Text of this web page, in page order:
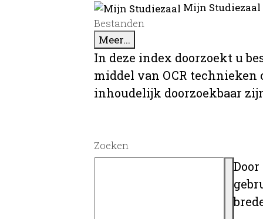
Mijn
Bestanden
Meer...
In deze index doorzoekt u
middel van OCR
inhoudelijk doorzoekbaar
Zoeken